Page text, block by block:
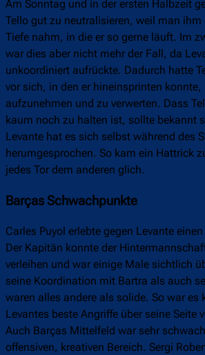
Am Sonntag und in der ersten Halbzeit
Tello gut zu neutralisieren, weil man ihm
Tiefe nahm, in die er so gerne läuft. Im
war dies aber nicht mehr der Fall, da
unkoordiniert aufrückte. Dadurch hatte
vor sich, in den er hineinsprinten
aufzunehmen und zu verwerten. Dass
kaum noch zu halten ist, sollte bekannt
Levante hat es sich selbst während des
herumgesprochen. So kam ein Hattrick
jedes Tor dem anderen glich.
Barças Schwachpunkte
Carles Puyol erlebte gegen Levante
Der Kapitän konnte der
verleihen und war einige Male sichtlich
seine Koordination mit Bartra als auch
waren alles andere als solide. So war es
Levantes beste Angriffe über seine Seite
Auch Barças Mittelfeld war sehr
offensiven, kreativen Bereich. Sergi